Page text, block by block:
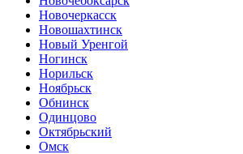
Новочеркасск
Новошахтинск
Новый Уренгой
Ногинск
Норильск
Ноябрьск
Обнинск
Одинцово
Октябрьский
Омск